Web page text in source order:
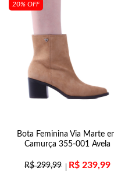
20% OFF
Bota Feminina Via Marte
Camurça 355-001 Avela
R$299,99 R$ 239,99